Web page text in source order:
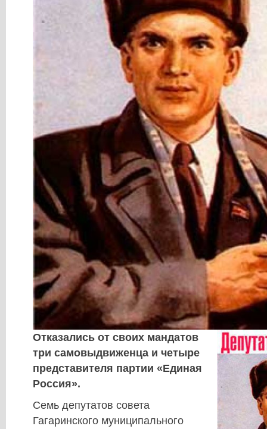
Отказались от своих мандатов
три самовыдвиженца и четыре
представителя партии «Единая
Россия».
Семь депутатов совета
Гагаринского муниципального